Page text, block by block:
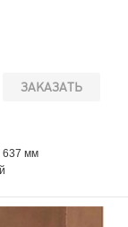
ЗАКАЗАТЬ
637 мм